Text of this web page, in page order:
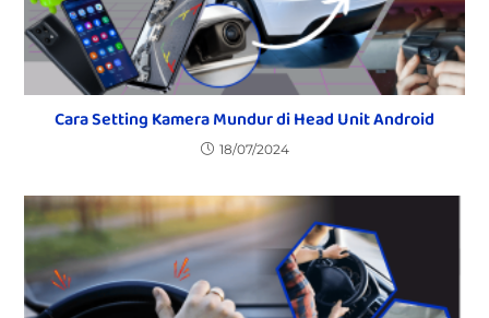
Cara Setting Kamera Mundur di Head Unit Android
18/07/2024